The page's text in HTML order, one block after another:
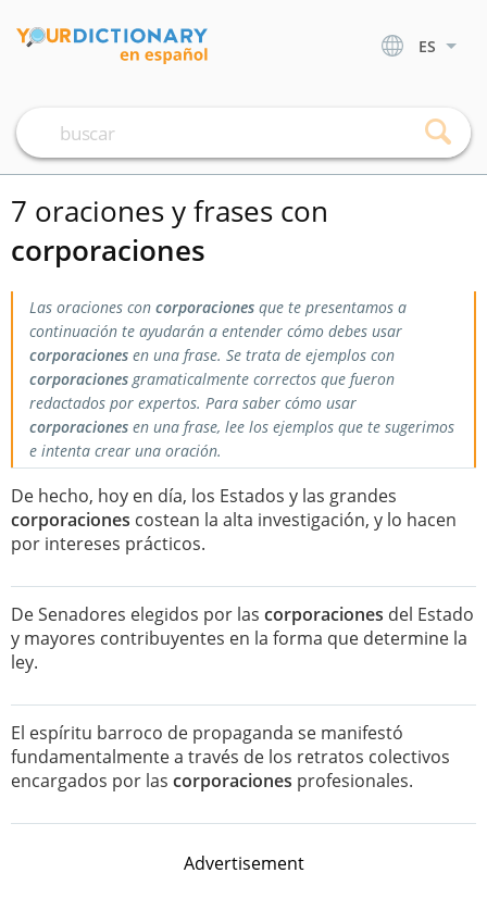
ES
7 oraciones y frases con
corporaciones
Las oraciones con corporaciones que te presentamos a
continuación te ayudarán a entender cómo debes usar
corporaciones en una frase. Se trata de ejemplos con
corporacionesgramaticalmente correctos que fueron
redactados por expertos. Para saber cómo usar
corporaciones en una frase, lee los ejemplos que te sugerimos
e intenta crear una oración.
De hecho, hoy en día, los Estados y las grandes
corporaciones costean la alta investigación, y lo hacen
por intereses prácticos.
De Senadores elegidos por las corporaciones del Estado
y mayores contribuyentes en la forma que determine la
ley.
El espíritu barroco de propaganda se manifestó
fundamentalmente a través de los retratos colectivos
encargados por las corporaciones profesionales.
Advertisement